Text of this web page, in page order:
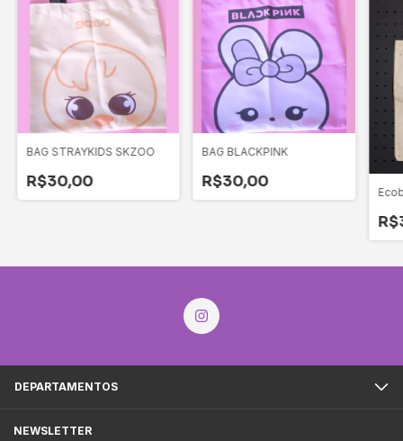
BAG STRAYKIDS SKZOO
R$30,00
BAG BLACKPINK
R$30,00
DEPARTAMENTOS
NEWSLETTER